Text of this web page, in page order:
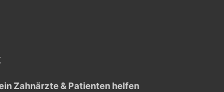
Zahnärzte & Patienten helfen